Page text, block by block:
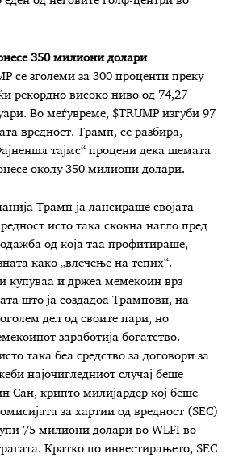
350 милиони долари
се зголеми за 300 проценти преку
рекордно високо ниво од 74,27
Во меѓувреме, $TRUMP изгуби 97
вредност. Трамп, се разбира,
тајмс“ процени дека шемата
околу 350 милиони долари.
Трамп ја лансираше својата
исто така скокна нагло пред
од која таа профитираше,
како „влечење на тепих“.
купуваа и држеа мемекоин врз
што ја создадоа Трампови, на
дел од своите пари, но
заработија богатство.
така беа средство за договори за
најочигледниот случај беше
Сан, крипто милијардер кој беше
за хартии од вредност (SEC)
75 милиони долари во WLFI во
Кратко по инвестирањето, SEC